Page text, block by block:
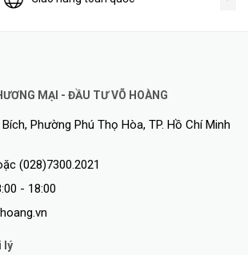
MẠI - ĐẦU TƯ VÕ HOÀNG
Phường Phú Thọ Hòa, TP. Hồ Chí Minh
(028)7300.2021
- 18:00
lý